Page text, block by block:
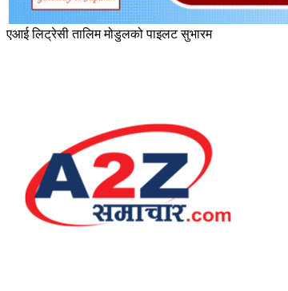
एआई लिट्रेसी तालिम मोडुलको पाइलट सुभारम